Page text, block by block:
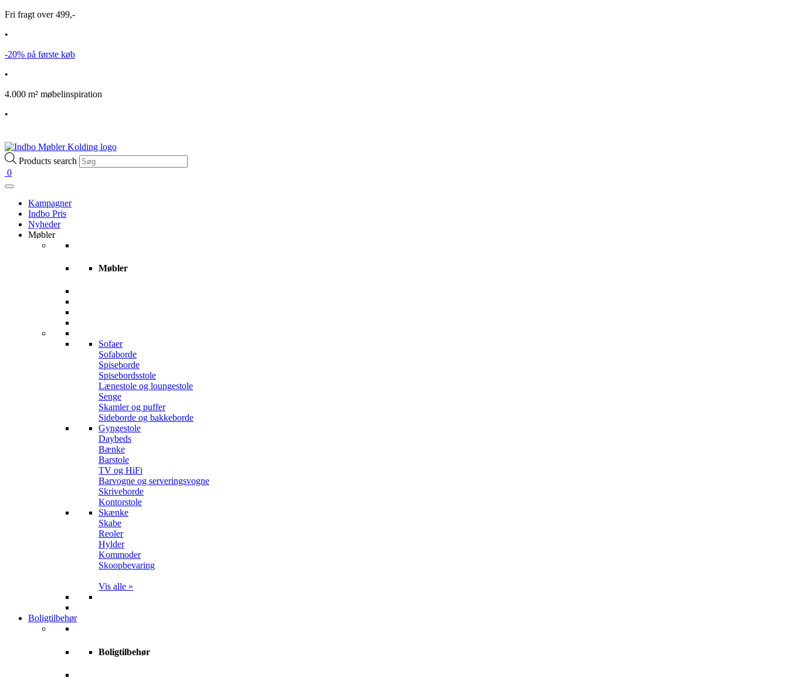
Fri fragt over 499,-
•
-20% på første køb
•
4.000 m² møbelinspiration
•
Products search
0
Kampagner
Indbo Pris
Nyheder
Møbler
Møbler
Sofaer
Sofaborde
Spiseborde
Spisebordsstole
Lænestole og loungestole
Senge
Skamler og puffer
Sideborde og bakkeborde
Gyngestole
Daybeds
Bænke
Barstole
TV og HiFi
Barvogne og serveringsvogne
Skriveborde
Kontorstole
Skænke
Skabe
Reoler
Hylder
Kommoder
Skoopbevaring
Vis alle »
Boligtilbehør
Boligtilbehør